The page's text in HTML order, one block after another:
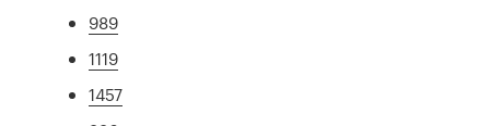
989
1119
1457